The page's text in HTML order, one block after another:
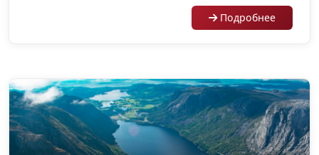
Подробнее